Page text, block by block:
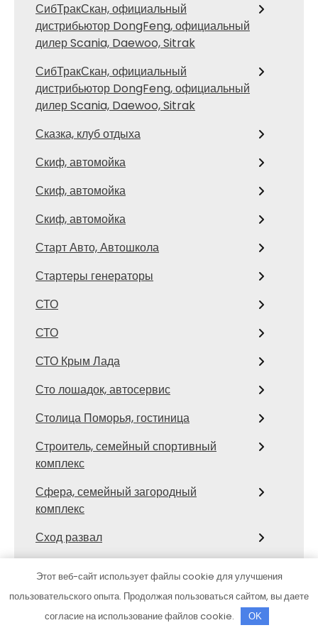
СибТракСкан, официальный
дистрибьютор DongFeng, официальный
дилер Scania, Daewoo, Sitrak
СибТракСкан, официальный
дистрибьютор DongFeng, официальный
дилер Scania, Daewoo, Sitrak
Сказка, клуб отдыха
Скиф, автомойка
Скиф, автомойка
Скиф, автомойка
Старт Авто, Автошкола
Стартеры генераторы
СТО
СТО
СТО Крым Лада
Сто лошадок, автосервис
Столица Поморья, гостиница
Строитель, семейный спортивный
комплекс
Сфера, семейный загородный
комплекс
Сход развал
Сывлах, Баня №3
Темерницкий, развлекательный
Этот веб-сайт использует файлы cookie для улучшения
пользовательского опыта. Продолжая пользоваться сайтом, вы даете
согласие на использование файлов cookie.
OK